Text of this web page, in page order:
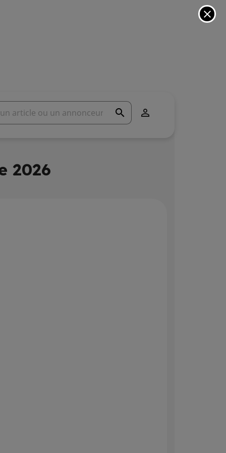
search 
close
2026